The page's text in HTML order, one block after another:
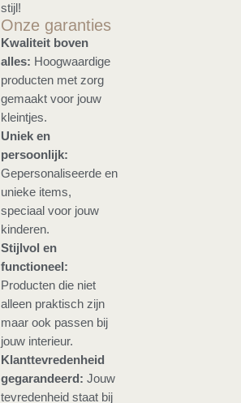
stijl!
Onze garanties
Kwaliteit boven
alles: Hoogwaardige
producten met zorg
gemaakt voor jouw
kleintjes.
Uniek en
persoonlijk:
Gepersonaliseerde en
unieke items,
speciaal voor jouw
kinderen.
Stijlvol en
functioneel:
Producten die niet
alleen praktisch zijn
maar ook passen bij
jouw interieur.
Klanttevredenheid
gegarandeerd: Jouw
tevredenheid staat bij